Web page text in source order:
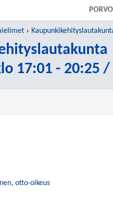
17:01 - 20:25
otto-oikeus